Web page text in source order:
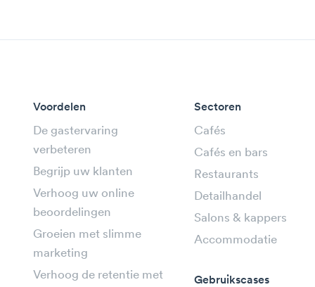
Voordelen
De gastervaring
verbeteren
Begrijp uw klanten
Verhoog uw online
beoordelingen
Groeien met slimme
marketing
Verhoog de retentie met
Sectoren
Cafés
Cafés en bars
Restaurants
Detailhandel
Salons & kappers
Accommodatie
Gebruikscases